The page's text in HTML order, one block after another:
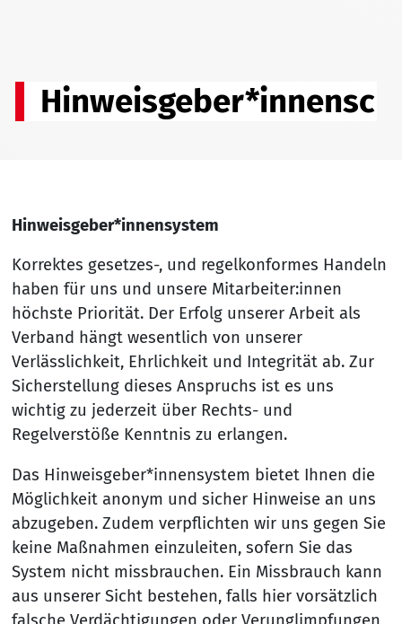
Hinweisgeber*innensystem
Korrektes gesetzes-, und regelkonformes Handeln
haben für uns und unsere Mitarbeiter:innen
höchste Priorität. Der Erfolg unserer Arbeit als
Verband hängt wesentlich von unserer
Verlässlichkeit, Ehrlichkeit und Integrität ab. Zur
Sicherstellung dieses Anspruchs ist es uns
wichtig zu jederzeit über Rechts- und
Regelverstöße Kenntnis zu erlangen.
Das Hinweisgeber*innensystem bietet Ihnen die
Möglichkeit anonym und sicher Hinweise an uns
abzugeben. Zudem verpflichten wir uns gegen Sie
keine Maßnahmen einzuleiten, sofern Sie das
System nicht missbrauchen. Ein Missbrauch kann
aus unserer Sicht bestehen, falls hier vorsätzlich
falsche Verdächtigungen oder Verunglimpfungen